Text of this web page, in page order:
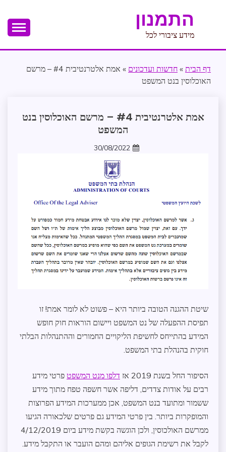
התמנון
מידע ציבורי לכל
דף הבית » חדשות ועדכונים »
אמת אלטרנטיבית #4 – מרשם
האוכלוסין בנט המשפט
אבטחת
מידע
בקשת
מידע
מידע
שנמסר
ממשל
ומנהל
תקין
אמת אלטרנטיבית #4 – מרשם האוכלוסין בנט
המשפט
30/08/2022
שיטת ההגנה הטובה ביותר היא – פשוט לא לומר אמת! זו
תפיסת ההפעלה של נט המשפט ויישום הוראות חוק חופש
המידע בהתייחס לחשיפת הליקויים החמורים וההתנהלות הבלתי
חוקית בהנהלת בתי המשפט.
הסיפור החל בשנת 2019 אז דלפו מנט המשפט פרטי מידע
רבים על אודות צדדים, דליפה אשר חשפה טפח מתוך מידע
ששמור ומתועד בנט המשפט, אכן ממערכות המידע הפרוצות
והמופקרות ביותר. בין פרטי המידע גם פרטים שלכאורה הגיעו
ממרשם האולכוסין, ולכן הוגשה בקשת מידע ביום 4/12/2019
לקבל את רשימת הגופים אליהם ומהם הועבר או התקבל מידע.